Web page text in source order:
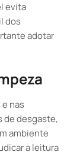
evita
dos
adotar
nas
de desgaste,
ambiente
a leitura